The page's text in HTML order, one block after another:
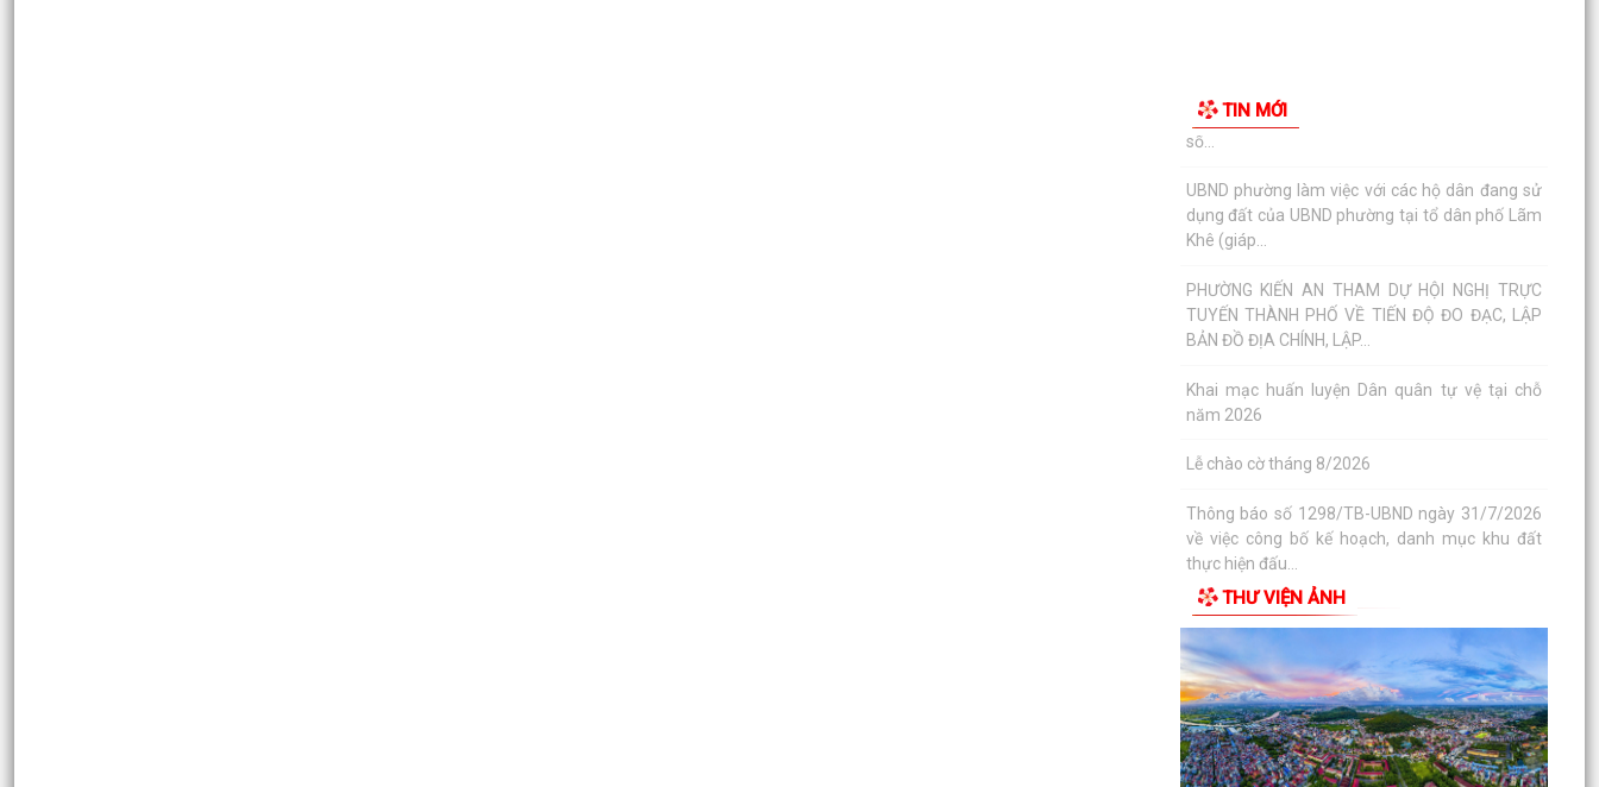
TIN MỚI
số...
dụng đất của UBND phường tại tổ dân phố Lãm
Khê (giáp...
TUYẾN THÀNH PHỐ VỀ TIẾN ĐỘ ĐO ĐẠC, LẬP
BẢN ĐỒ ĐỊA CHÍNH, LẬP...
năm 2026
về việc công bố kế hoạch, danh mục khu đất
thực hiện đấu...
Thông báo số 1298/TB-UBND ngày 31/7/2026
của UBND phường về việc công bố kế hoạch,
danh mục khu đất...
Công văn số: 3386/UBND-KT về viêc công khai
Quyết định số 2558/QĐ-UBND ngày 02/7/2026
của Ủy ban...
Các chí lãnh đạo Đảng ủy, HĐND, UBND phường
THƯ VIỆN ẢNH